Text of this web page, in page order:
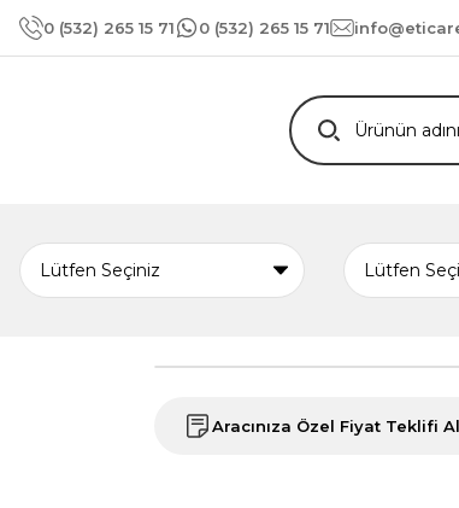
0 (532) 265 15 71 0 (532) 265 15 71
Aracınıza Özel Fiyat Teklifi